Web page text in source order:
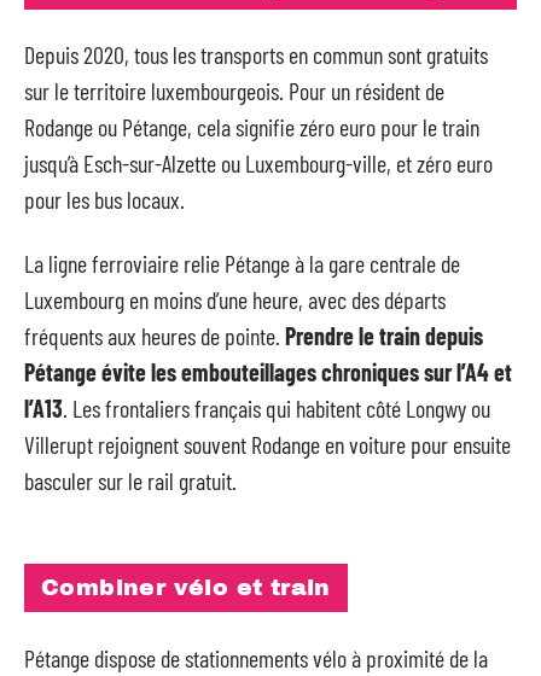
Depuis 2020, tous les transports en commun sont gratuits
sur le territoire luxembourgeois. Pour un résident de
Rodange ou Pétange, cela signifie zéro euro pour le train
jusqu’à Esch-sur-Alzette ou Luxembourg-ville, et zéro euro
pour les bus locaux.
La ligne ferroviaire relie Pétange à la gare centrale de
Luxembourg en moins d’une heure, avec des départs
fréquents aux heures de pointe. Prendre le train depuis
Pétange évite les embouteillages chroniques sur l’A4 et
l’A13 . Les frontaliers français qui habitent côté Longwy ou
Villerupt rejoignent souvent Rodange en voiture pour ensuite
basculer sur le rail gratuit.
Combiner vélo et train
Pétange dispose de stationnements vélo à proximité de la